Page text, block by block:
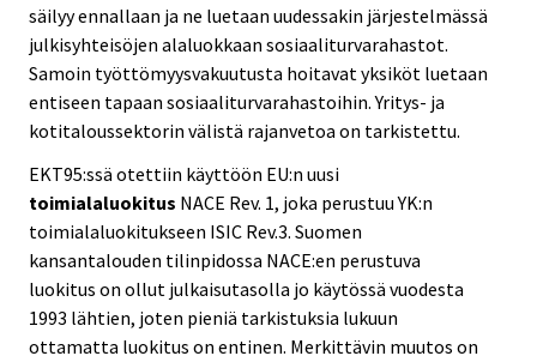
säilyy ennallaan ja ne luetaan uudessakin järjestelmässä
julkisyhteisöjen alaluokkaan sosiaaliturvarahastot.
Samoin työttömyysvakuutusta hoitavat yksiköt luetaan
entiseen tapaan sosiaaliturvarahastoihin. Yritys- ja
kotitaloussektorin välistä rajanvetoa on tarkistettu.
EKT95:ssä otettiin käyttöön EU:n uusi
toimialaluokitus NACE Rev. 1, joka perustuu YK:n
toimialaluokitukseen ISIC Rev.3. Suomen
kansantalouden tilinpidossa NACE:en perustuva
luokitus on ollut julkaisutasolla jo käytössä vuodesta
1993 lähtien, joten pieniä tarkistuksia lukuun
ottamatta luokitus on entinen. Merkittävin muutos on